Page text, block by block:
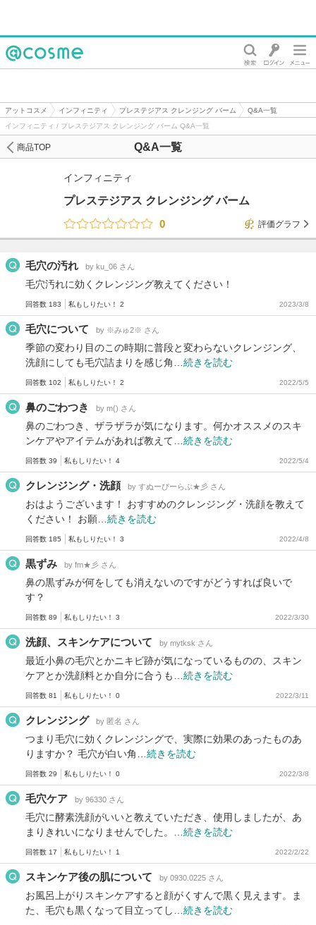
アットコスメ インフィニティ プレステジアス クレンジング バーム
Q&A一覧
インフィニティ / プレステジアス クレンジング バーム Q&A一覧
Q&A一覧
商品TOP
インフィニティ
プレステジアス クレンジング バーム
0
評価グラフ
毛穴の汚れ by ku_06 さん
毛穴汚れに効くクレンジング教えてください！
回答数 183 私もしりたい！ 2 2023/3/8
毛穴について by ※みゅ2※ さん
季節の変わり目のこの時期に普段と変わらないクレンジング、
洗顔にしても毛穴詰まりを感じ角… 続きを読む
回答数 102 私もしりたい！ 2 2022/5/5
鼻のごわつき by m() さん
鼻のごわつき、ザラザラが気になります。何かオススメのスキ
ンケアやアイテムがあれば教えて… 続きを読む
回答数 39 私もしりたい！ 4 2022/5/4
クレンジング・洗顔 by すぬーぴーらぶ★彡 さん
おはようございます！ おすすめのクレンジング・洗顔を教えて
ください！ お願… 続きを読む
回答数 185 私もしりたい！ 3 2022/4/8
黒ずみ by fm★彡 さん
鼻の黒ずみが何をしても消えないのですがどうすれば良いで
す？
回答数 89 私もしりたい！ 3 2022/3/30
洗顔、スキンケアについて by mytksk さん
最近小鼻の毛穴とかニキビ跡が気になっているものの、スキン
ケアとか洗顔料とか自分に合うも… 続きを読む
回答数 81 私もしりたい！ 0 2022/3/11
クレンジング by 匿名 さん
つまり毛穴に効くクレンジングで、実際に効果のあったものあ
りますか？ 毛穴が白い角… 続きを読む
回答数 29 私もしりたい！ 0 2022/3/8
毛穴ケア by 96330 さん
毛穴に酵素洗顔がいいと教えていただき、使用しましたが、あ
まりきれいになりませんでした。… 続きを読む
回答数 17 私もしりたい！ 1 2022/2/22
スキンケア後の肌について by 0930.0225 さん
お風呂上がりスキンケアすると顔がくすんで黒く見えます。ま
た、毛穴も黒くなって目立ってし… 続きを読む